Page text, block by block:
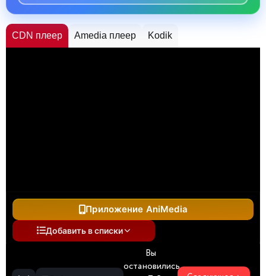
CDN плеер Amedia плеер Kodik
Приложение AniMedia
Добавить в списки
Вы
остановились